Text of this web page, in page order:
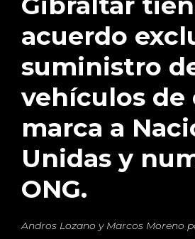
acuerdo
suministro
vehículos de
marca a
Unidas y
ONG.
Andros Lozano y Marcos Moreno